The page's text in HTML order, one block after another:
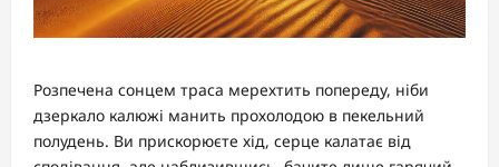
Розпечена сонцем траса мерехтить попереду, ніби
дзеркало калюжі манить прохолодою в пекельний
полудень. Ви прискорюєте хід, серце калатає від